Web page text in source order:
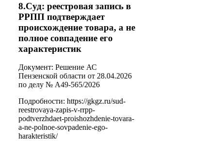
8.Суд: реестровая запись в
РРПП подтверждает
происхождение товара, а не
полное совпадение его
характеристик
Документ: Решение АС
Пензенской области от 28.04.2026
по делу № А49-565/2026
Подробности: https://gkgz.ru/sud-
reestrovaya-zapis-v-rrpp-
podtverzhdaet-proishozhdenie-tovara-
a-ne-polnoe-sovpadenie-ego-
harakteristik/